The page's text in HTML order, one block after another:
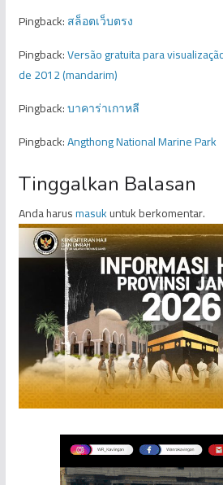
Pingback:สล็อตเว็บตรง
Pingback:Versão gratuita para
de 2012 (mandarim)
Pingback:บาคาร่าเกาหลี
Pingback:Angthong National Marine Park
Tinggalkan Balasan
Anda harusmasukuntuk berkomentar.